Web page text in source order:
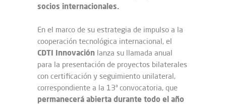
socios internacionales.
En el marco de su estrategia de impulso a la
cooperación tecnológica internacional, el
CDTI Innovación lanza su llamada anual
para la presentación de proyectos bilaterales
con certificación y seguimiento unilateral,
correspondiente a la 13ª convocatoria, que
permanecerá abierta durante todo el año